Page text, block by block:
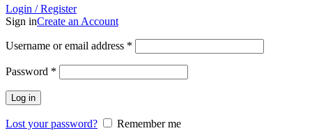
Login / Register
Sign inCreate an Account
Username or email address *
Password *
Log in
Lost your password? Remember me